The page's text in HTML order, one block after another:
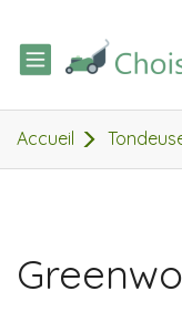
TOGGLE
Accueil